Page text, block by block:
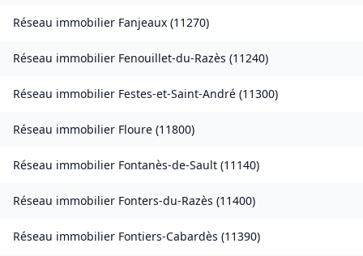
Réseau immobilier Fanjeaux (11270)
Réseau immobilier Fenouillet-du-Razès (11240)
Réseau immobilier Festes-et-Saint-André (11300)
Réseau immobilier Floure (11800)
Réseau immobilier Fontanès-de-Sault (11140)
Réseau immobilier Fonters-du-Razès (11400)
Réseau immobilier Fontiers-Cabardès (11390)